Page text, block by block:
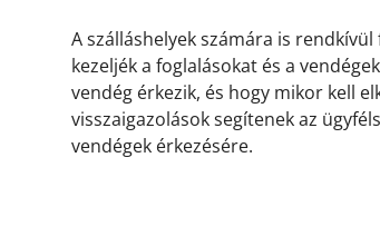
A szálláshelyek számára is
kezeljék a foglalásokat és a
vendég érkezik, és hogy mikor kell
visszaigazolások segítenek az
vendégek érkezésére.